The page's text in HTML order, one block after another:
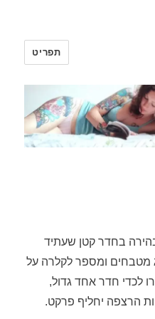
תפריט
בחדר קטן שעתיד
מטבחים ומספר לקלרה על
לכדי חדר אחד גדול,
הרצפה יחליף פרקט.